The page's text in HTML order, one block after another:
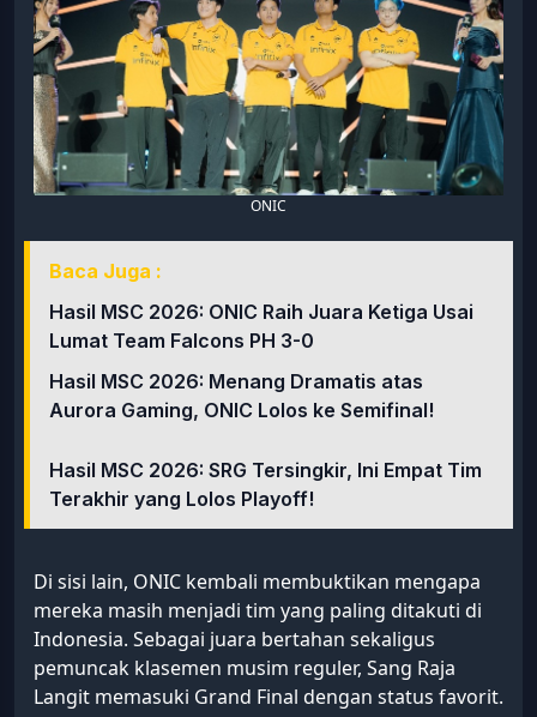
ONIC
Baca Juga :
Hasil MSC 2026: ONIC Raih Juara Ketiga Usai
Lumat Team Falcons PH 3-0
Hasil MSC 2026: Menang Dramatis atas
Aurora Gaming, ONIC Lolos ke Semifinal!
Hasil MSC 2026: SRG Tersingkir, Ini Empat Tim
Terakhir yang Lolos Playoff!
Di sisi lain, ONIC kembali membuktikan mengapa
mereka masih menjadi tim yang paling ditakuti di
Indonesia. Sebagai juara bertahan sekaligus
pemuncak klasemen musim reguler, Sang Raja
Langit memasuki Grand Final dengan status favorit.